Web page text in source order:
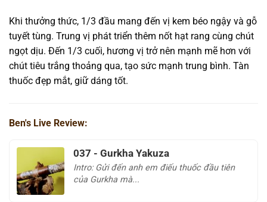
Khi thưởng thức, 1/3 đầu mang đến vị kem béo ngậy và gỗ
tuyết tùng. Trung vị phát triển thêm nốt hạt rang cùng chút
ngọt dịu. Đến 1/3 cuối, hương vị trở nên mạnh mẽ hơn với
chút tiêu trắng thoảng qua, tạo sức mạnh trung bình. Tàn
thuốc đẹp mắt, giữ dáng tốt.
Ben's Live Review:
037 - Gurkha Yakuza
Intro: Gửi đến anh em điếu thuốc đầu tiên
của Gurkha mà...